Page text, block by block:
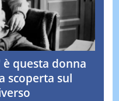
questa donna
scoperta sul